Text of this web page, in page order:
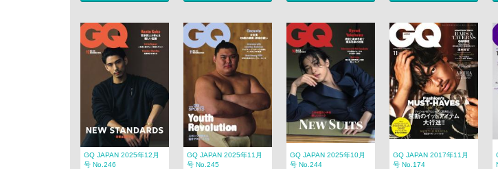
GQ JAPAN 2025年12月
号 No.246
GQ JAPAN 2025年11月
号 No.245
GQ JAPAN 2025年10月
号 No.244
GQ JAPAN 2017年11月
号 No.174